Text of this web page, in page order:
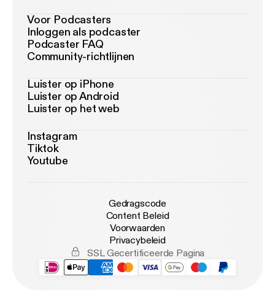
Voor Podcasters
Inloggen als podcaster
Podcaster FAQ
Community-richtlijnen
Luister op iPhone
Luister op Android
Luister op het web
Instagram
Tiktok
Youtube
Gedragscode
Content Beleid
Voorwaarden
Privacybeleid
SSL Gecertificeerde Pagina